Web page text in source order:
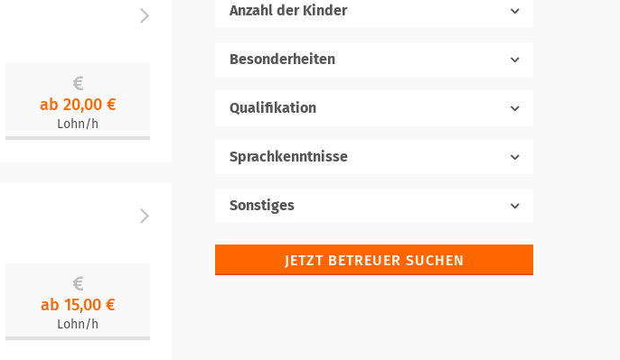
ab 20,00 €
Lohn/h
ab 15,00 €
Lohn/h
Anzahl der Kinder
Besonderheiten
Qualifikation
Sprachkenntnisse
Fremdsprachen
Sonstiges
JETZT BETREUER SUCHEN